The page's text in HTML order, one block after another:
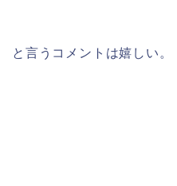
と言うコメントは嬉しい。